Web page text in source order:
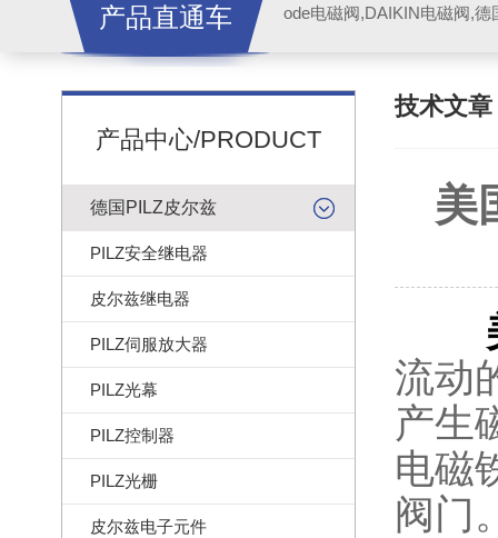
产品直通车 ode电磁阀,DAIKIN电磁阀,
产品中心/PRODUCT
德国PILZ皮尔兹
PILZ安全继电器
皮尔兹继电器
PILZ伺服放大器
PILZ光幕
PILZ控制器
PILZ光栅
皮尔兹电子元件
技术文章
美
流动
产生
电磁
阀门